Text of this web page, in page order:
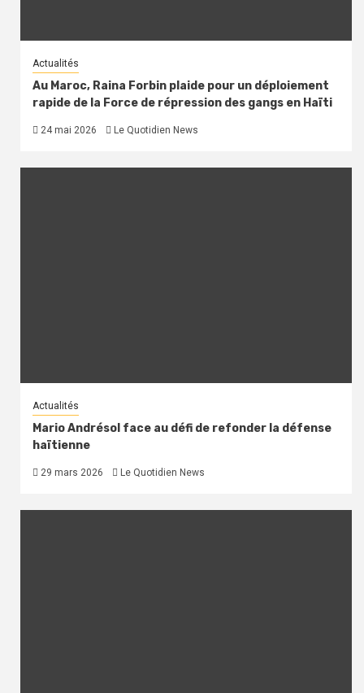
Actualités
Au Maroc, Raina Forbin plaide pour un déploiement
rapide de la Force de répression des gangs en Haïti
24 mai 2026 Le Quotidien News
Actualités
Mario Andrésol face au défi de refonder la défense
haïtienne
29 mars 2026 Le Quotidien News